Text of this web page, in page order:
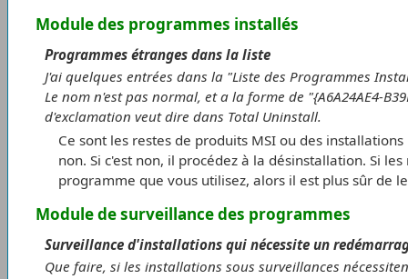
Module des programmes installés
Programmes étranges dans la liste
J'ai quelques entrées dans la "Liste des Programmes
Le nom n'est pas normal, et a la forme de "{A6A24AE4-
d'exclamation veut dire dans Total Uninstall.
Ce sont les restes de produits MSI ou des
non. Si c'est non, il procédez à la désinstallation. Si
programme que vous utilisez, alors il est plus sûr de
Module de surveillance des programmes
Surveillance d'installations qui nécessite un
Que faire, si les installations sous surveillances